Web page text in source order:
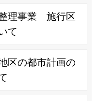
理事業 施行区
て
区の都市計画の